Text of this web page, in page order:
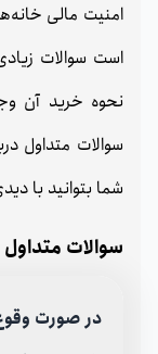
امنیت مالی
است سوالات
نحوه خرید آن
سوالات متداول
شما بتوانید با
سوالات متداول
در صورت